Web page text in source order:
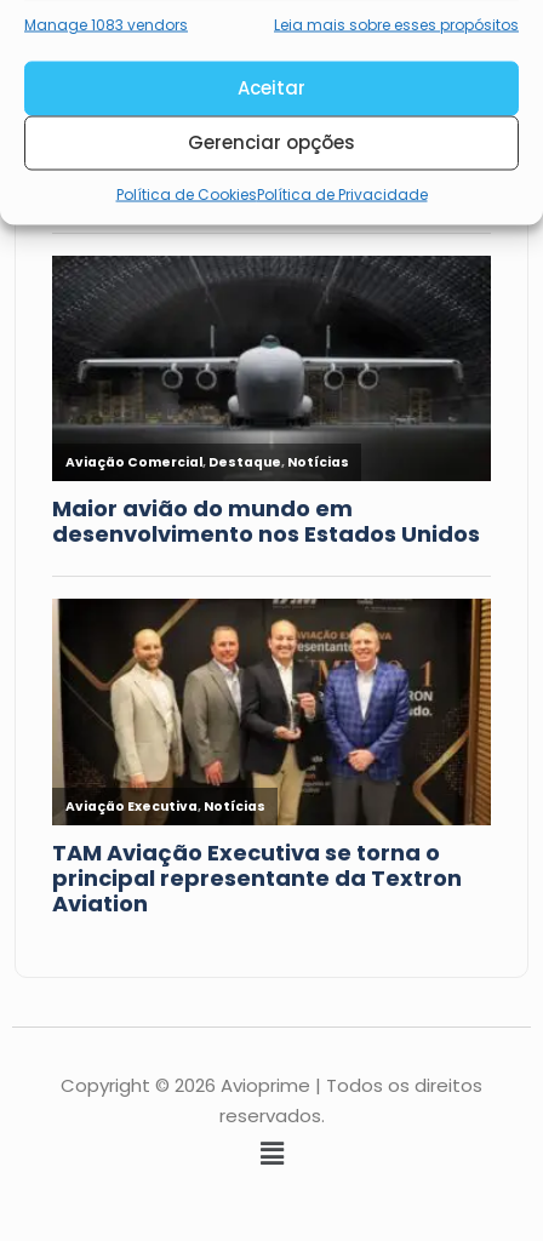
Manage 1083 vendors Leia mais sobre esses propósitos
Aceitar
Gerenciar opções
Política de CookiesPolítica de Privacidade
Copyright © 2026 Avioprime | Todos os direitos
reservados.